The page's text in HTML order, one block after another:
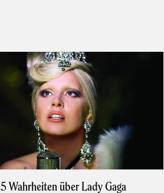
5 Wahrheiten über Lady Gaga